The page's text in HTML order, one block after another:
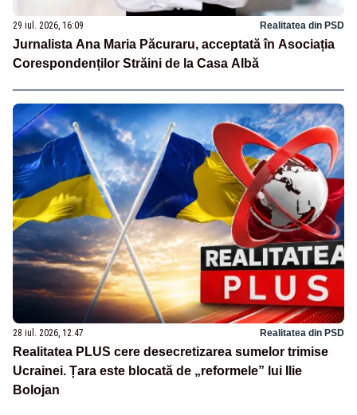
29 iul. 2026, 16:09 Realitatea din PSD
Jurnalista Ana Maria Păcuraru, acceptată în Asociația
Corespondenților Străini de la Casa Albă
28 iul. 2026, 12:47 Realitatea din PSD
Realitatea PLUS cere desecretizarea sumelor trimise
Ucrainei. Țara este blocată de „reformele” lui Ilie
Bolojan